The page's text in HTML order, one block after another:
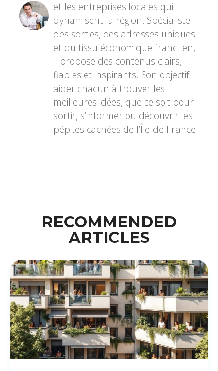
et les entreprises locales qui
dynamisent la région. Spécialiste
des sorties, des adresses uniques
et du tissu économique francilien,
il propose des contenus clairs,
fiables et inspirants. Son objectif :
aider chacun à trouver les
meilleures idées, que ce soit pour
sortir, s’informer ou découvrir les
pépites cachées de l’Île-de-France.
RECOMMENDED
ARTICLES